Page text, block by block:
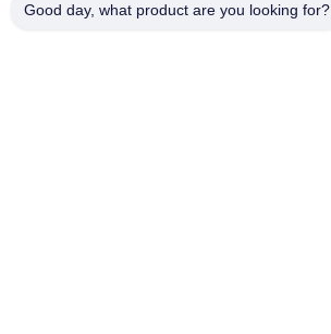
Good day, what product are you looking for?